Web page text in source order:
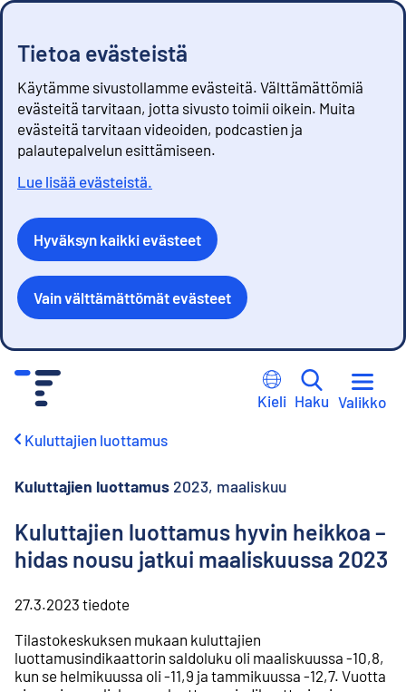
Tietoa evästeistä
Käytämme sivustollamme evästeitä. Välttämättömiä
evästeitä tarvitaan, jotta sivusto toimii oikein. Muita
evästeitä tarvitaan videoiden, podcastien ja
palautepalvelun esittämiseen.
Lue lisää evästeistä.
Hyväksyn kaikki evästeet
Vain välttämättömät evästeet
Kieli Haku Valikko
Kuluttajien luottamus
Kuluttajien luottamus 2023, maaliskuu
Kuluttajien luottamus hyvin heikkoa –
hidas nousu jatkui maaliskuussa 2023
27.3.2023 tiedote
Tilastokeskuksen mukaan kuluttajien
luottamusindikaattorin saldoluku oli maaliskuussa -10,8,
kun se helmikuussa oli -11,9 ja tammikuussa -12,7. Vuotta